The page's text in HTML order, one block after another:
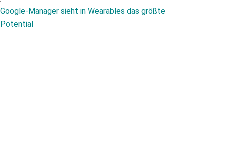
Google-Manager sieht in Wearables das größte
Potential